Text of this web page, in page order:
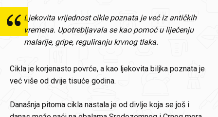
Ljekovita vrijednost cikle poznata je već iz antičkih
vremena. Upotrebljavala se kao pomoć u liječenju
malarije, gripe, reguliranju krvnog tlaka.
Cikla je korjenasto povrće, a kao ljekovita biljka poznata je
već više od dvije tisuće godina.
Današnja pitoma cikla nastala je od divlje koja se još i